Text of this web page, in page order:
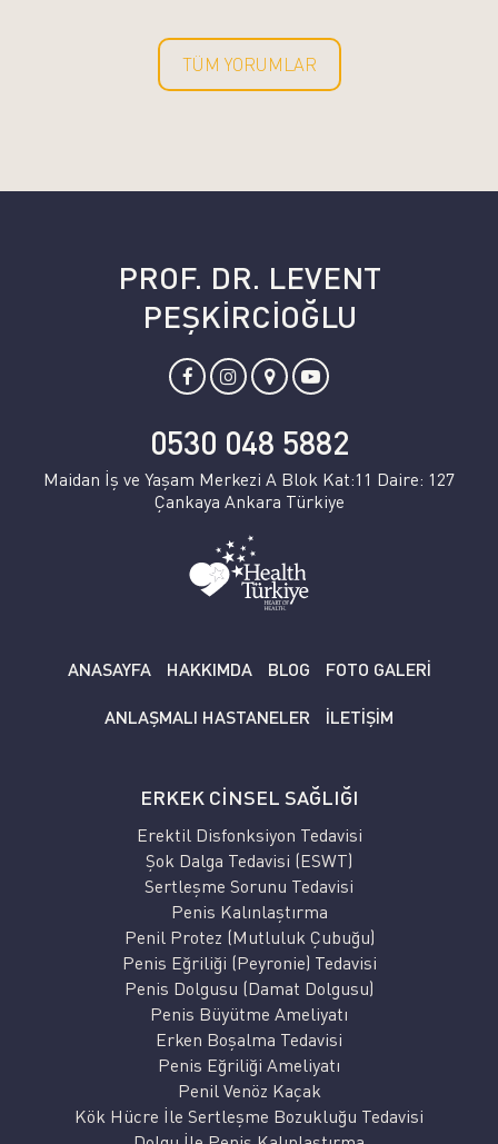
TÜM YORUMLAR
PROF. DR. LEVENT
PEŞKİRCİOĞLU
0530 048 5882
Maidan İş ve Yaşam Merkezi A Blok Kat:11 Daire: 127
Çankaya Ankara Türkiye
ANASAYFA HAKKIMDA BLOG FOTO GALERİ
ANLAŞMALI HASTANELER İLETİŞİM
ERKEK CİNSEL SAĞLIĞI
Erektil Disfonksiyon Tedavisi
Şok Dalga Tedavisi (ESWT)
Sertleşme Sorunu Tedavisi
Penis Kalınlaştırma
Penil Protez (Mutluluk Çubuğu)
Penis Eğriliği (Peyronie) Tedavisi
Penis Dolgusu (Damat Dolgusu)
Penis Büyütme Ameliyatı
Erken Boşalma Tedavisi
Penis Eğriliği Ameliyatı
Penil Venöz Kaçak
Kök Hücre İle Sertleşme Bozukluğu Tedavisi